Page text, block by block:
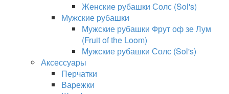
Женские рубашки Солс (Sol's)
Мужские рубашки
Мужские рубашки Фрут оф зе Лум
(Fruit of the Loom)
Мужские рубашки Солс (Sol's)
Аксессуары
Перчатки
Варежки